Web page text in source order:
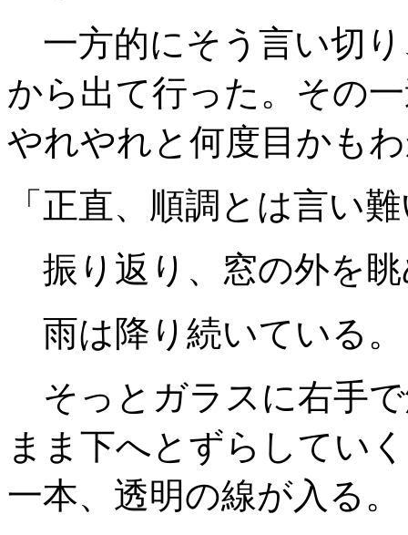
一方的にそう言い切
から出て行った。その
やれやれと何度目かも
「正直、順調とは言い
振り返り、窓の外を
雨は降り続いている。
そっとガラスに右手
まま下へとずらしてい
一本、透明の線が入る。